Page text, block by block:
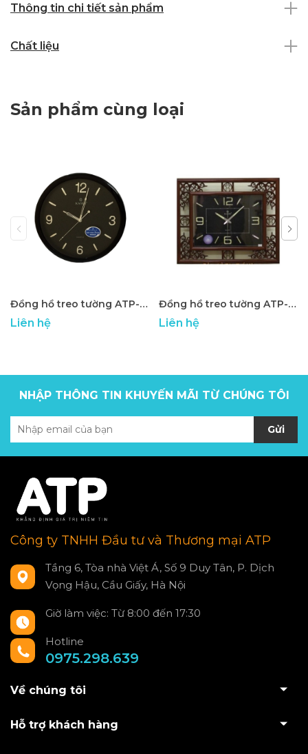
Thông tin chi tiết sản phẩm
Chất liệu
Sản phẩm cùng loại
Đồng hồ treo tường ATP-01
Liên hệ
Đồng hồ treo tường ATP-02
Liên hệ
NHẬP THÔNG TIN KHUYẾN MÃI TỪ CHÚNG TÔI
Gửi
Công ty TNHH Đầu tư và Thương mại ATP
Tầng 6, Tòa nhà Việt Á, Số 9 Duy Tân, P. Dịch
Vọng Hậu, Cầu Giấy, Hà Nội
Giờ làm việc: Từ 8:00 đến 17:30
Hotline
0975.298.639
Về chúng tôi
Hỗ trợ khách hàng